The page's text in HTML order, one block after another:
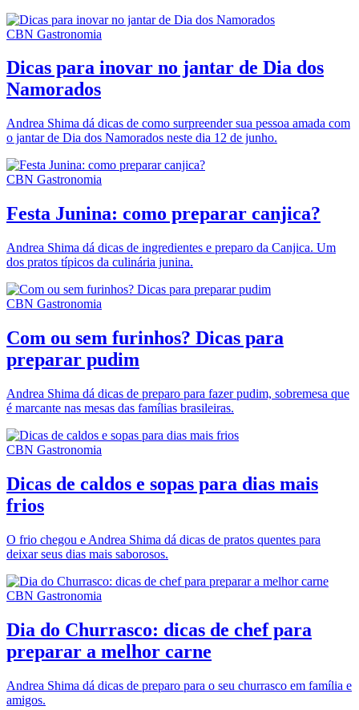
CBN Gastronomia
Dicas para inovar no jantar de Dia dos
Namorados
Andrea Shima dá dicas de como surpreender sua pessoa amada com
o jantar de Dia dos Namorados neste dia 12 de junho.
CBN Gastronomia
Festa Junina: como preparar canjica?
Andrea Shima dá dicas de ingredientes e preparo da Canjica. Um
dos pratos típicos da culinária junina.
CBN Gastronomia
Com ou sem furinhos? Dicas para
preparar pudim
Andrea Shima dá dicas de preparo para fazer pudim, sobremesa que
é marcante nas mesas das famílias brasileiras.
CBN Gastronomia
Dicas de caldos e sopas para dias mais
frios
O frio chegou e Andrea Shima dá dicas de pratos quentes para
deixar seus dias mais saborosos.
CBN Gastronomia
Dia do Churrasco: dicas de chef para
preparar a melhor carne
Andrea Shima dá dicas de preparo para o seu churrasco em família e
amigos.